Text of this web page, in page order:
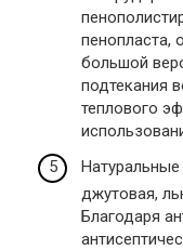
пенопласта,
большой
подтекания
теплового
Натуральные
джутовая,
Благодаря